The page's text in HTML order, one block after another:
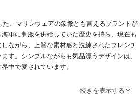
た、マリンウェアの象徴とも言えるブランドが
軍に制服を供給していた歴史を持ち、現在も
ながら、上質な素材感と洗練されたフレンチ
す。シンプルながらも気品漂うデザインは、
中で愛されています。
続きを表示する